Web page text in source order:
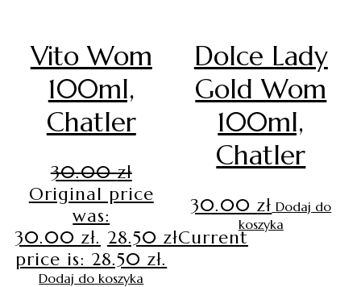
Vito Wom
100ml,
Chatler
30.00zł
Original price
was:
30.00 zł. 28.50 złCurrent
price is: 28.50 zł.
Dodaj do koszyka
Dolce Lady
Gold Wom
100ml,
Chatler
30.00zł Dodaj do
koszyka